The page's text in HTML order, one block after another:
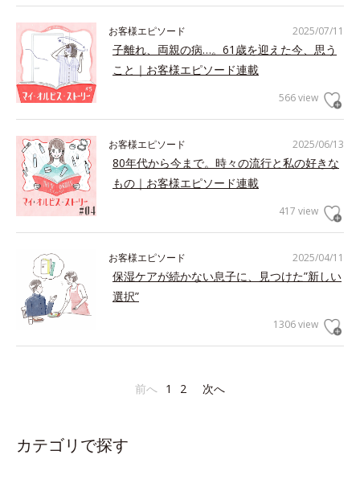
2025/07/11
お客様エピソード
子離れ、両親の病…。61歳を迎えた今、思う
こと｜お客様エピソード連載
566 view
2025/06/13
お客様エピソード
80年代から今まで。時々の流行と私の好きな
もの｜お客様エピソード連載
417 view
2025/04/11
お客様エピソード
保湿ケアが続かない息子に、見つけた”新しい
選択”
1306 view
前へ 1 2 次へ
カテゴリで探す